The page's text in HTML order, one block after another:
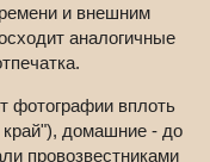
и внешним
аналогичные
фотографии вплоть
домашние - до
провозвестниками